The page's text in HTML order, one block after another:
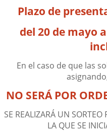
Plazo de
del 20 de mayo
En el caso de que las
NO SERÁ POR
SE REALIZARÁ UN
LA QUE SE